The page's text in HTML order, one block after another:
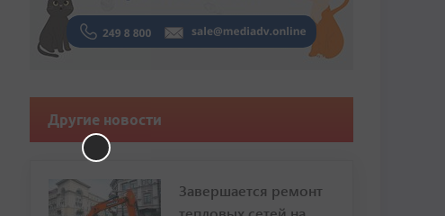
Другие новости
Завершается ремонт